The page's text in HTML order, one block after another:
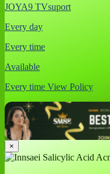
JOYA9 TVsuport
Every day
Every time
Available
Every time View Policy
×